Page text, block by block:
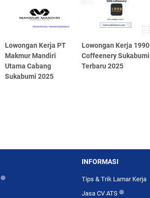
Lowongan Kerja PT
Makmur Mandiri
Utama Cabang
Sukabumi 2025
Lowongan Kerja 1990
Coffeenery Sukabumi
Terbaru 2025
🔴
INFORMASI
Tips & Trik Lamar Kerja
Jasa CV ATS 🔴